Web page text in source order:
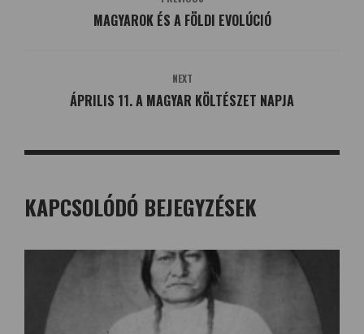
MAGYAROK ÉS A FÖLDI EVOLÚCIÓ
NEXT
ÁPRILIS 11. A MAGYAR KÖLTÉSZET NAPJA
KAPCSOLÓDÓ BEJEGYZÉSEK